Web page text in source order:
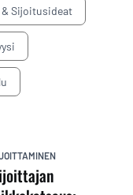
& Sijoitusideat